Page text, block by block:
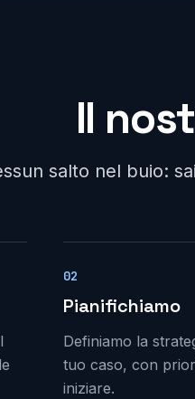
Il
salto nel buio:
02
Pianifichiamo
Definiamo la
tuo caso, con
iniziare.